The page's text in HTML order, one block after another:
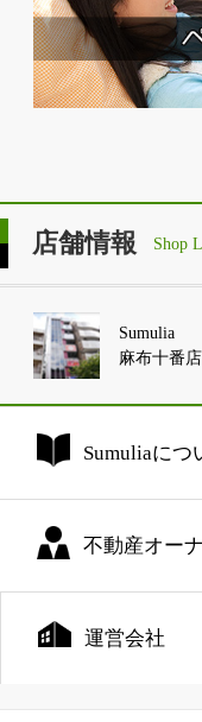
店舗情報 Shop
Sumulia
麻布十番店
Sumuliaにつ
不動産オー
運営会社